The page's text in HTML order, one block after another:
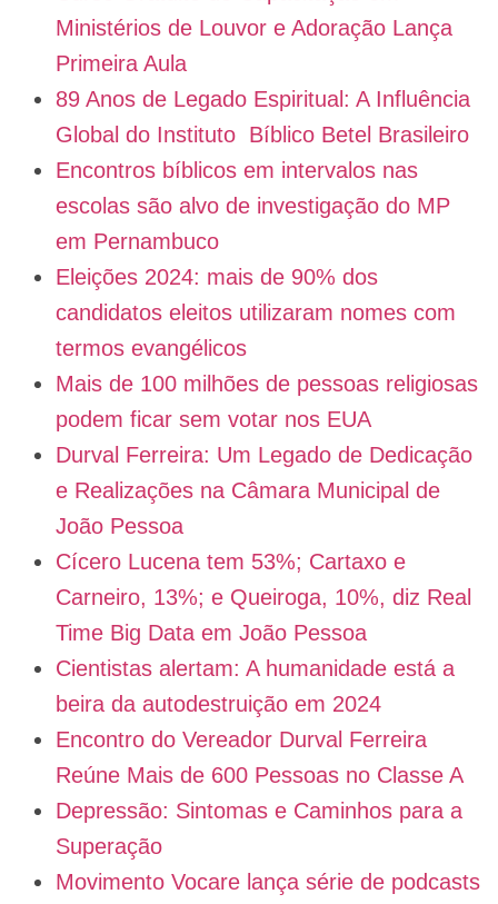
Ministérios de Louvor e Adoração Lança
Primeira Aula
89 Anos de Legado Espiritual: A Influência
Global do Instituto Bíblico Betel Brasileiro
Encontros bíblicos em intervalos nas
escolas são alvo de investigação do MP
em Pernambuco
Eleições 2024: mais de 90% dos
candidatos eleitos utilizaram nomes com
termos evangélicos
Mais de 100 milhões de pessoas religiosas
podem ficar sem votar nos EUA
Durval Ferreira: Um Legado de Dedicação
e Realizações na Câmara Municipal de
João Pessoa
Cícero Lucena tem 53%; Cartaxo e
Carneiro, 13%; e Queiroga, 10%, diz Real
Time Big Data em João Pessoa
Cientistas alertam: A humanidade está a
beira da autodestruição em 2024
Encontro do Vereador Durval Ferreira
Reúne Mais de 600 Pessoas no Classe A
Depressão: Sintomas e Caminhos para a
Superação
Movimento Vocare lança série de podcasts